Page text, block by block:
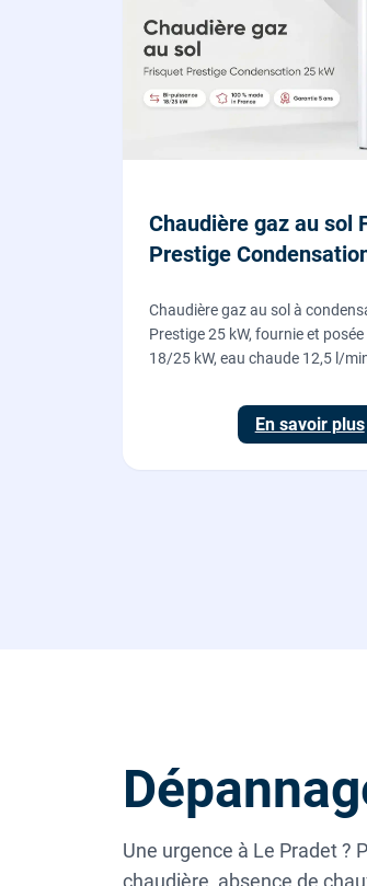
Chaudière gaz au sol
Prestige
Chaudière gaz au sol à
Prestige 25 kW, fournie et
18/25 kW, eau chaude 12,5 l/
En savoir plus
Une urgence à Le Pradet ?
chaudière, absence de